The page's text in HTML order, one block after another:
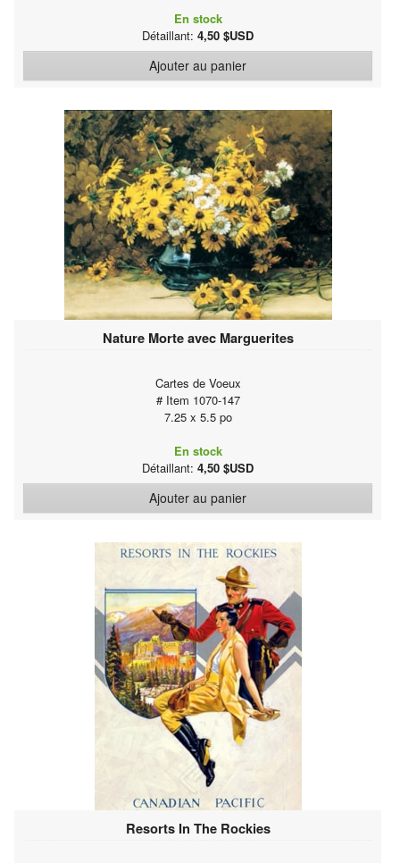
En stock
Détaillant: 4,50 $USD
Ajouter au panier
Nature Morte avec Marguerites
Cartes de Voeux
# Item 1070-147
7.25 x 5.5 po
En stock
Détaillant: 4,50 $USD
Ajouter au panier
Resorts In The Rockies